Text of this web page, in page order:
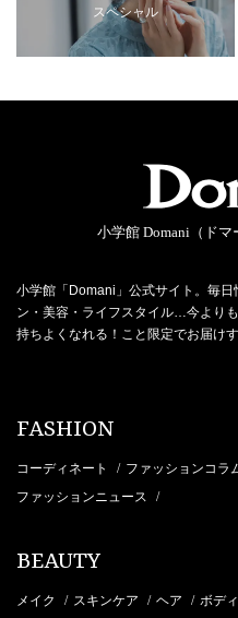
スペシャル
小学館 Domani（ドマ
小学館「Domani」公式サイト。毎
ン・美容・ライフスタイル…今より
持ちよくなれる！こと限定でお届け
FASHION
コーディネート / ファッションコラ
ファッションニュース /
BEAUTY
メイク / スキンケア / ヘア / ボディ